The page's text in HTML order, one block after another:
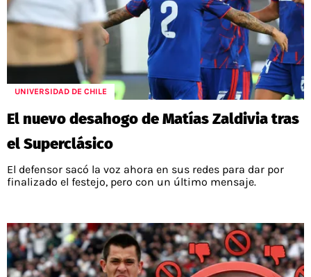
UNIVERSIDAD DE CHILE
El nuevo desahogo de Matías Zaldivia tras
el Superclásico
El defensor sacó la voz ahora en sus redes para dar por
finalizado el festejo, pero con un último mensaje.